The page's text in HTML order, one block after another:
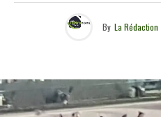
By La Rédaction